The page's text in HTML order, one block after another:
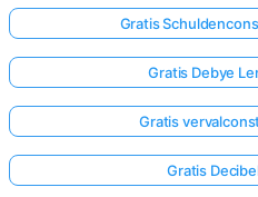
Gratis
Gratis Debye
Gratis
Gratis